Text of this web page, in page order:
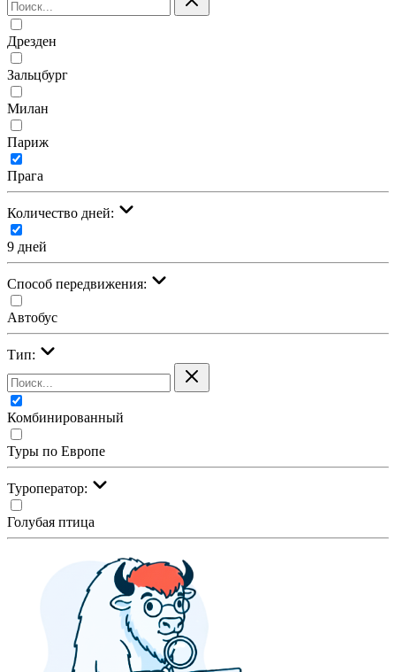
Дрезден
Зальцбург
Милан
Париж
Прага
Количество дней:
9 дней
Cпособ передвижения:
Автобус
Тип:
Комбинированный
Туры по Европе
Туроператор:
Голубая птица